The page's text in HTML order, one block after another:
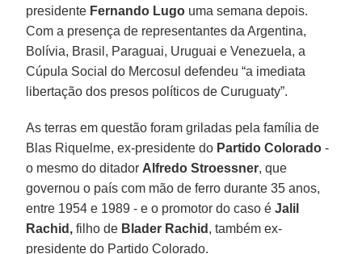
presidente Fernando Lugo uma semana depois.
Com a presença de representantes da Argentina,
Bolívia, Brasil, Paraguai, Uruguai e Venezuela, a
Cúpula Social do Mercosul defendeu “a imediata
libertação dos presos políticos de Curuguaty”.
As terras em questão foram griladas pela família de
Blas Riquelme, ex-presidente do Partido Colorado -
o mesmo do ditador Alfredo Stroessner, que
governou o país com mão de ferro durante 35 anos,
entre 1954 e 1989 - e o promotor do caso éJalil
Rachid, filho de Blader Rachid , também ex-
presidente do Partido Colorado.